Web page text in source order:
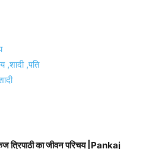
,शादी ,पति
त्रिपाठी का जीवन परिचय |Pankaj